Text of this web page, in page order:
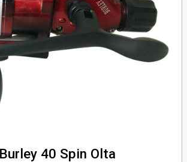
40 Spin Olta